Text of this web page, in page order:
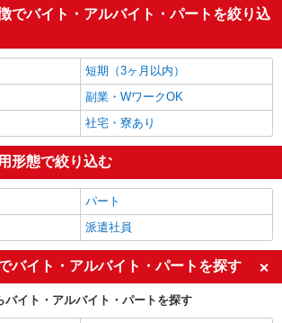
ーシャルワーカー 1,360円
均時給を見る
でバイト・アルバイト・パートを絞り込
短期（3ヶ月以内）
副業・WワークOK
社宅・寮あり
形態で絞り込む
パート
派遣社員
バイト・アルバイト・パートを探す
バイト・アルバイト・パートを探す